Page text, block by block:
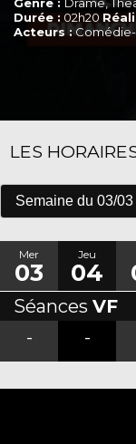
Durée : 02h20
Acteurs :
LES
Mer
03
Jeu
04
Séances VF
-
-